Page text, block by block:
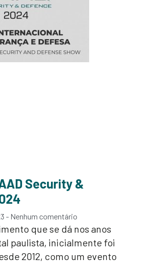
Security &
Nenhum comentário
que se dá nos anos
paulista, inicialmente foi
2012, como um evento